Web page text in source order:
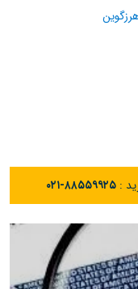
:۰۲۱-۸۸۵۵۹۹۲۵